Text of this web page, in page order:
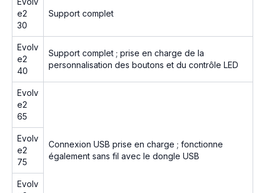
e2
30
Support complet
Evolv
e2
40
Support complet ; prise en charge de la
personnalisation des boutons et du contrôle LED
Evolv
e2
65
Connexion USB prise en charge ; fonctionne
également sans fil avec le dongle USB
Evolv
e2
75
Evolv